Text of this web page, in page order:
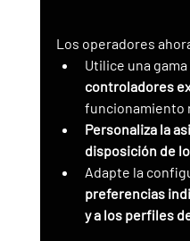
Los operadores
Utilice una
controladores
funcionamiento
Personaliza la
disposición de
Adapte la
preferencias
y a los perfiles